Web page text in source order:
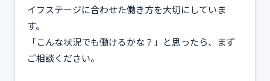
イフステージに合わせた働き方を大切にしていま
す。
「こんな状況でも働けるかな？」と思ったら、まず
ご相談ください。